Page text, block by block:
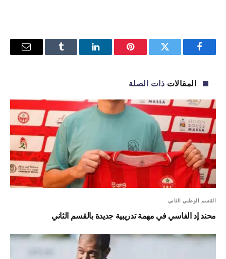
فيسبوك تويتر بينتيريستلينكدإن Tumblr
البريد
المقالات ذات الصلة
القسم الوطني الثاني
محند إد الفاسي في مهمة تدريبية جديدة بالقسم الثاني